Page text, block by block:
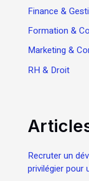
Finance &
Formation &
Marketing &
RH & Droit
Recruter un
privilégier pour